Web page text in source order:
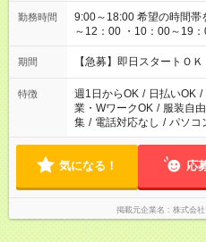
勤務時間
9:00～18:00 希望の時間帯を選べます！ ＜シフト例＞ ・8：30
～12：00 ・10：00～19
22：00 ・22：00～翌6：
期間 【急募】即日スタートＯ
特徴 週1日からOK / 日払いOK /
業・WワークOK / 服装自由
集 / 電話対応なし / パソコ
気になる！ 応
掲載元企業名 株式会社